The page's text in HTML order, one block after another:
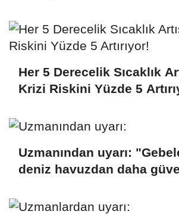
Her 5 Derecelik Sıcaklık
Krizi Riskini Yüzde 5
Uzmanından uyarı:
deniz havuzdan daha